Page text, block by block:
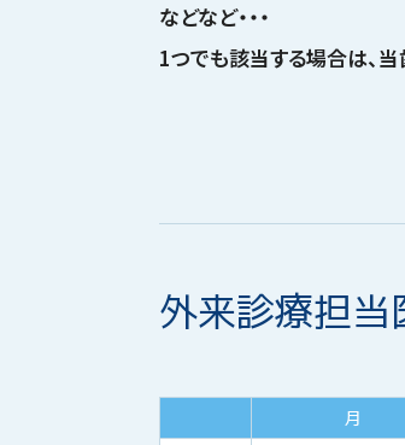
などなど・・・
1つでも該当する場合は、当
外来診療担当
月